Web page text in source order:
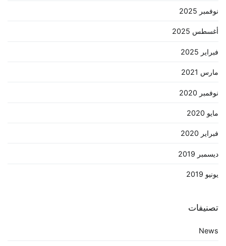
نوفمبر 2025
أغسطس 2025
فبراير 2025
مارس 2021
نوفمبر 2020
مايو 2020
فبراير 2020
ديسمبر 2019
يونيو 2019
تصنيفات
News